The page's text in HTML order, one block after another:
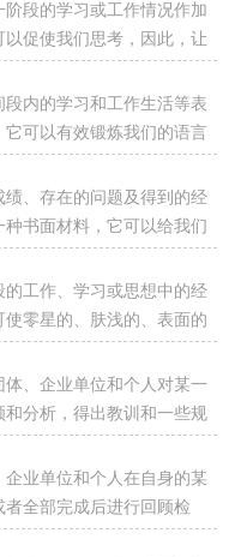
段的学习或工作情况作加
促使我们思考，因此，让
？下面是小...
内的学习和工作生活等表
可以有效锻炼我们的语言
过的总...
、存在的问题及得到的经
书面材料，它可以给我们
们需要...
工作、学习或思想中的经
零星的、肤浅的、表面的
性认...
、企业单位和个人对某一
分析，得出教训和一些规
们学习...
业单位和个人在自身的某
全部完成后进行回顾检
找出差距，得...